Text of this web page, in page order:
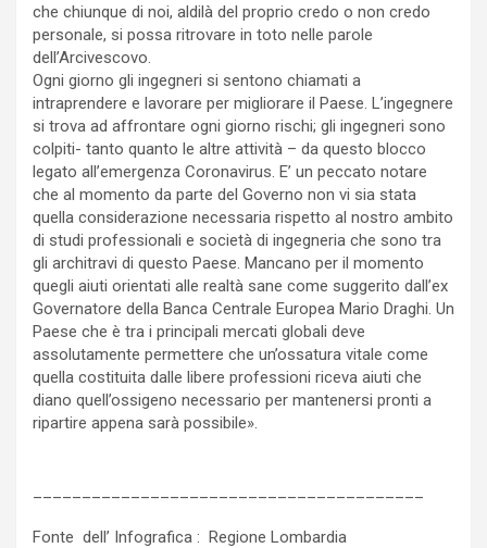
che chiunque di noi, aldilà del proprio credo o non credo
personale, si possa ritrovare in toto nelle parole
dell’Arcivescovo.
Ogni giorno gli ingegneri si sentono chiamati a
intraprendere e lavorare per migliorare il Paese. L’ingegnere
si trova ad affrontare ogni giorno rischi; gli ingegneri sono
colpiti- tanto quanto le altre attività – da questo blocco
legato all’emergenza Coronavirus. E’ un peccato notare
che al momento da parte del Governo non vi sia stata
quella considerazione necessaria rispetto al nostro ambito
di studi professionali e società di ingegneria che sono tra
gli architravi di questo Paese. Mancano per il momento
quegli aiuti orientati alle realtà sane come suggerito dall’ex
Governatore della Banca Centrale Europea Mario Draghi. Un
Paese che è tra i principali mercati globali deve
assolutamente permettere che un’ossatura vitale come
quella costituita dalle libere professioni riceva aiuti che
diano quell’ossigeno necessario per mantenersi pronti a
ripartire appena sarà possibile».
Fonte dell’ Infografica : Regione Lombardia